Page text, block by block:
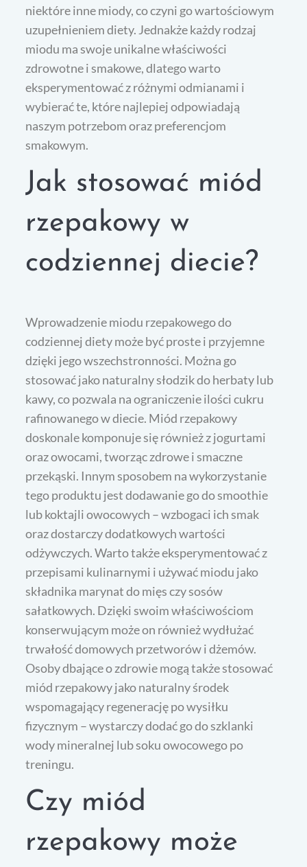
niektóre inne miody, co czyni go wartościowym
uzupełnieniem diety. Jednakże każdy rodzaj
miodu ma swoje unikalne właściwości
zdrowotne i smakowe, dlatego warto
eksperymentować z różnymi odmianami i
wybierać te, które najlepiej odpowiadają
naszym potrzebom oraz preferencjom
smakowym.
Jak stosować miód
rzepakowy w
codziennej diecie?
Wprowadzenie miodu rzepakowego do
codziennej diety może być proste i przyjemne
dzięki jego wszechstronności. Można go
stosować jako naturalny słodzik do herbaty lub
kawy, co pozwala na ograniczenie ilości cukru
rafinowanego w diecie. Miód rzepakowy
doskonale komponuje się również z jogurtami
oraz owocami, tworząc zdrowe i smaczne
przekąski. Innym sposobem na wykorzystanie
tego produktu jest dodawanie go do smoothie
lub koktajli owocowych – wzbogaci ich smak
oraz dostarczy dodatkowych wartości
odżywczych. Warto także eksperymentować z
przepisami kulinarnymi i używać miodu jako
składnika marynat do mięs czy sosów
sałatkowych. Dzięki swoim właściwościom
konserwującym może on również wydłużać
trwałość domowych przetworów i dżemów.
Osoby dbające o zdrowie mogą także stosować
miód rzepakowy jako naturalny środek
wspomagający regenerację po wysiłku
fizycznym – wystarczy dodać go do szklanki
wody mineralnej lub soku owocowego po
treningu.
Czy miód
rzepakowy może